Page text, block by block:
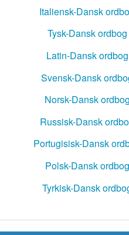
Italiensk-Dansk
Tysk-Dansk ordbog
Latin-Dansk ordbog
Svensk-Dansk
Norsk-Dansk ordbog
Russisk-Dansk
Portugisisk-Dansk
Polsk-Dansk ordbog
Tyrkisk-Dansk